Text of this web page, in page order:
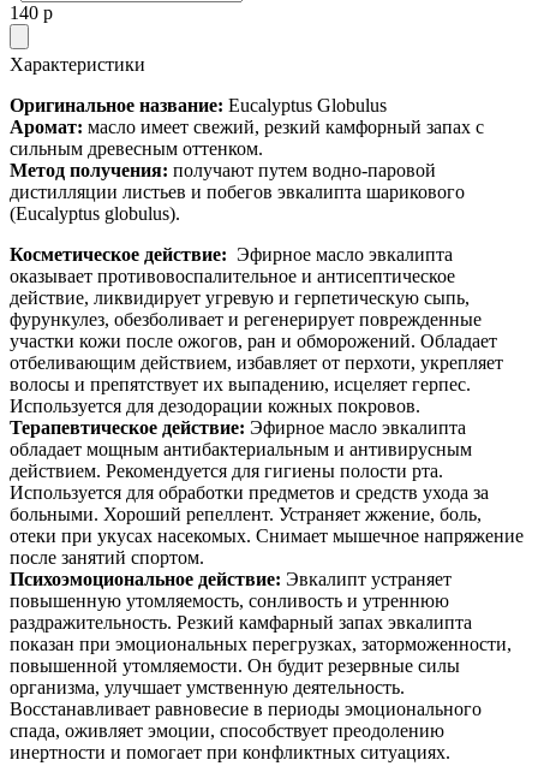
140 p
Характеристики
Оригинальное название: Eucalyptus Globulus
Аромат: масло имеет свежий, резкий камфорный запах с
сильным древесным оттенком.
Метод получения: получают путем водно-паровой
дистилляции листьев и побегов эвкалипта шарикового
(Eucalyptus globulus).
Косметическое действие: Эфирное масло эвкалипта
оказывает противовоспалительное и антисептическое
действие, ликвидирует угревую и герпетическую сыпь,
фурункулез, обезболивает и регенерирует поврежденные
участки кожи после ожогов, ран и обморожений. Обладает
отбеливающим действием, избавляет от перхоти, укрепляет
волосы и препятствует их выпадению, исцеляет герпес.
Используется для дезодорации кожных покровов.
Терапевтическое действие: Эфирное масло эвкалипта
обладает мощным антибактериальным и антивирусным
действием. Рекомендуется для гигиены полости рта.
Используется для обработки предметов и средств ухода за
больными. Хороший репеллент. Устраняет жжение, боль,
отеки при укусах насекомых. Снимает мышечное напряжение
после занятий спортом.
Психоэмоциональное действие: Эвкалипт устраняет
повышенную утомляемость, сонливость и утреннюю
раздражительность. Резкий камфарный запах эвкалипта
показан при эмоциональных перегрузках, заторможенности,
повышенной утомляемости. Он будит резервные силы
организма, улучшает умственную деятельность.
Восстанавливает равновесие в периоды эмоционального
спада, оживляет эмоции, способствует преодолению
инертности и помогает при конфликтных ситуациях.